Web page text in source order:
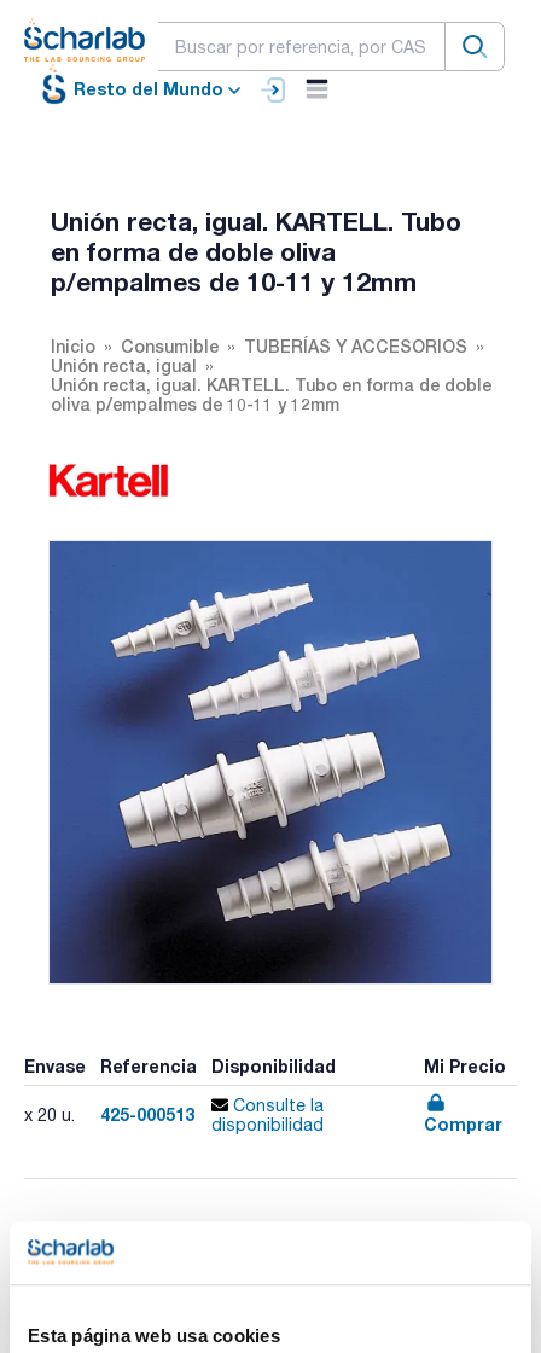
Esta página web usa cookies
Resto del Mundo
Unión recta, igual. KARTELL. Tubo
en forma de doble oliva
p/empalmes de 10-11 y 12mm
Inicio Consumible
TUBERÍAS Y ACCESORIOS
Unión recta, igual
Unión recta, igual. KARTELL. Tubo en forma de doble
oliva p/empalmes de 10-11 y 12mm
Envase Referencia Disponibilidad Mi Precio
x 20 u. 425-000513
Consulte la
disponibilidad
Comprar
Imprimir ficha de
producto
Diámetro interno (mm) : 6,5